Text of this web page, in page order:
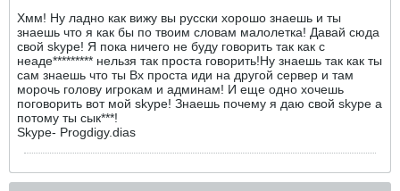
Хмм! Ну ладно как вижу вы русски хорошо знаешь и ты
знаешь что я как бы по твоим словам малолетка! Давай сюда
свой skype! Я пока ничего не буду говорить так как с
неаде********* нельзя так проста говорить!Ну знаешь так как ты
сам знаешь что ты Вх проста иди на другой сервер и там
морочь голову игрокам и админам! И еще одно хочешь
поговорить вот мой skype! Знаешь почему я даю свой skype а
потому ты сык***!
Skype- Progdigy.dias